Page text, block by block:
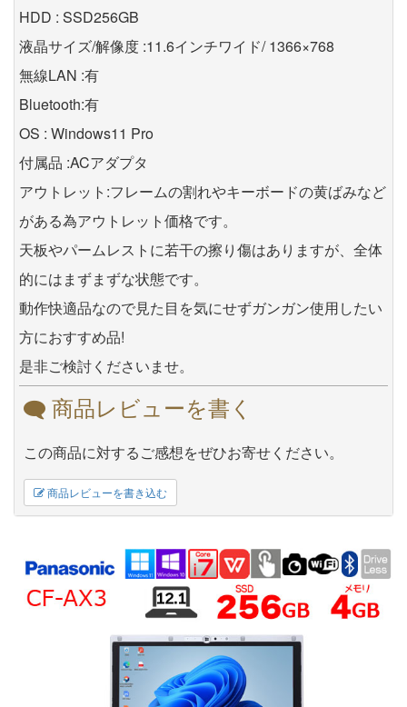
HDD : SSD256GB
液晶サイズ/解像度 :11.6インチワイド/ 1366×768
無線LAN :有
Bluetooth:有
OS : Windows11 Pro
付属品 :ACアダプタ
アウトレット:フレームの割れやキーボードの黄ばみなど
がある為アウトレット価格です。
天板やパームレストに若干の擦り傷はありますが、全体
的にはまずまずな状態です。
動作快適品なので見た目を気にせずガンガン使用したい
方におすすめ品!
是非ご検討くださいませ。
商品レビューを書く
この商品に対するご感想をぜひお寄せください。
商品レビューを書き込む